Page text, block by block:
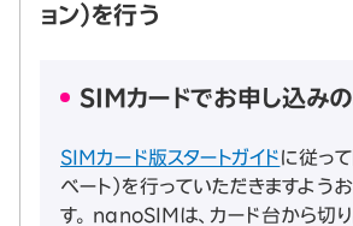
ョン）を行う
SIMカードでお申し込み
SIMカード版スタートガイドに従って
ベート）を行っていただきますよう
す。 nanoSIMは、カード台から切